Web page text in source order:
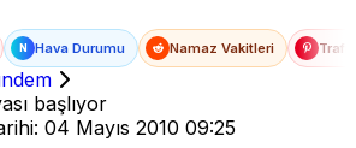
N Hava Durumu Namaz Vakitleri
başlıyor
04 Mayıs 2010 09:25